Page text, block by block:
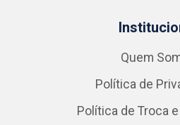
Quem
Política de
Política de Troca